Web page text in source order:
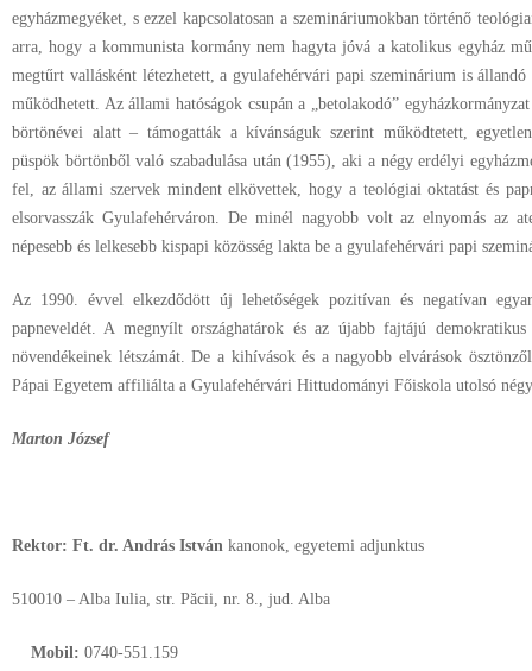
egyházmegyéket, s ezzel kapcsolatosan a szemináriumokban történő
arra, hogy a kommunista kormány nem hagyta jóvá a katolikus egyház
megtűrt vallásként létezhetett, a gyulafehérvári papi szeminárium is állandó
működhetett. Az állami hatóságok csupán a „betolakodó”
börtönévei alatt – támogatták a kívánságuk szerint működtetett,
püspök börtönből való szabadulása után (1955), aki a négy erdélyi
fel, az állami szervek mindent elkövettek, hogy a teológiai oktatást és
elsorvasszák Gyulafehérváron. De minél nagyobb volt az elnyomás az
népesebb és lelkesebb kispapi közösség lakta be a gyulafehérvári papi
Az 1990. évvel elkezdődött új lehetőségek pozitívan és negatívan
papneveldét. A megnyílt országhatárok és az újabb fajtájú demokratikus
növendékeinek létszámát. De a kihívások és a nagyobb elvárások
Pápai Egyetem affiliálta a Gyulafehérvári Hittudományi Főiskola utolsó
Marton József
Rektor: Ft. dr. András István kanonok, egyetemi adjunktus
510010 – Alba Iulia, str. Păcii, nr. 8., jud. Alba
Mobil: 0740-551.159